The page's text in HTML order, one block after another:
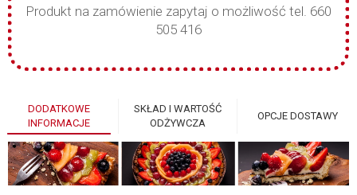
Produkt na zamówienie zapytaj o możliwość tel. 660
505 416
DODATKOWE
INFORMACJE
SKŁAD I WARTOŚĆ
ODŻYWCZA
OPCJE DOSTAWY